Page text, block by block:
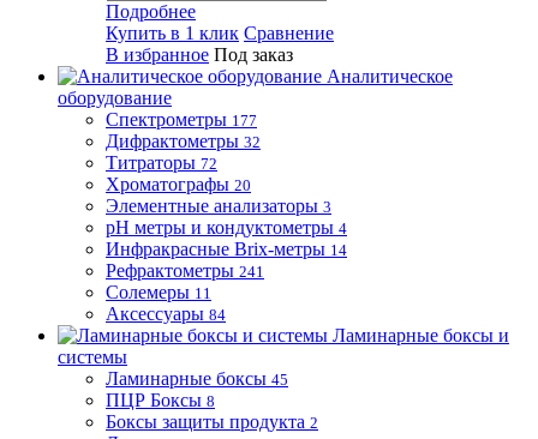
Подробнее
Купить в 1 клик Сравнение
В избранное Под заказ
Аналитическое
оборудование
Спектрометры 177
Дифрактометры 32
Титраторы 72
Хроматографы 20
Элементные анализаторы 3
pH метры и кондуктометры 4
Инфракрасные Brix-метры 14
Рефрактометры 241
Солемеры 11
Аксессуары 84
Ламинарные боксы и
системы
Ламинарные боксы 45
ПЦР Боксы 8
Боксы защиты продукта 2